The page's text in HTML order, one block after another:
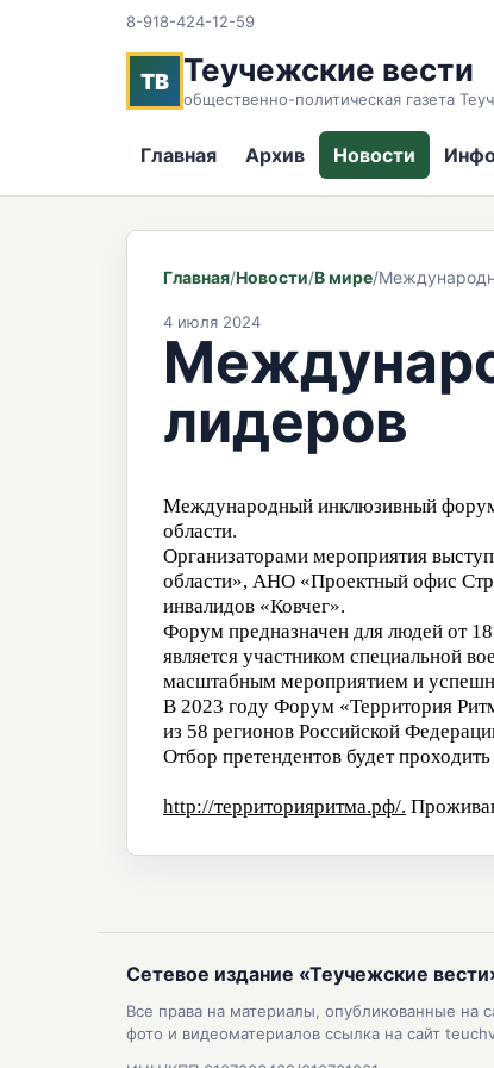
8-918-424-12-59
ТВ Теучежские вести
общественно-политическая газета
Главная Архив Новости
Главная/Новости/В мире/
4 июля 2024
лидеров
Международный инклюзивный форум
области.
Организаторами мероприятия
области», АНО «Проектный офис
инвалидов «Ковчег».
Форум предназначен для людей от
является участником специальной
масштабным мероприятием и
В 2023 году Форум «Территория
из 58 регионов Российской
Отбор претендентов будет
http://территорияритма.рф/.
Сетевое издание «Теучежские
Все права на материалы, опубликованные на
фото и видеоматериалов ссылка на сайт